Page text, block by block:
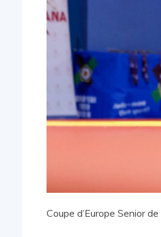
Coupe d’Europe Senior